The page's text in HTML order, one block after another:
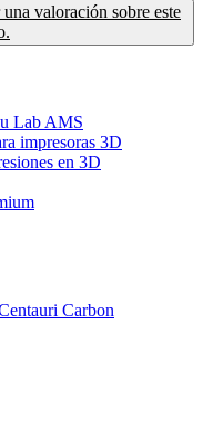
valoración sobre este
Lab AMS
impresoras 3D
en 3D
Carbon